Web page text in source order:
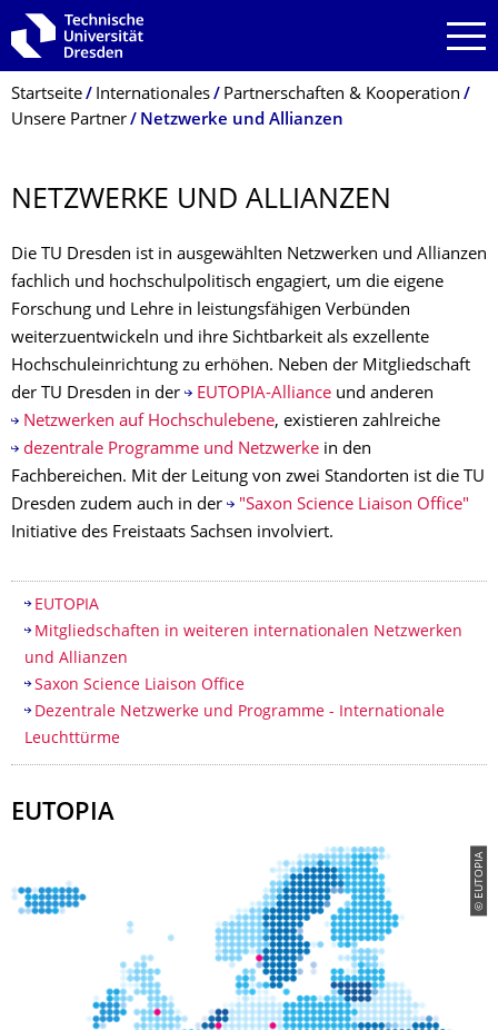
Zur Hauptnavigation springen
Zur Suche springen
Zum Inhalt springen
Breadcrumb-Menü
Startseite Internationales
Partnerschaften & Kooperation
Unsere Partner
Netzwerke und Allianzen
NETZWERKE UND ALLIANZEN
Die TU Dresden ist in ausgewählten Netzwerken und Allianzen
fachlich und hochschulpolitisch engagiert, um die eigene
Forschung und Lehre in leistungsfähigen Verbünden
weiterzuentwickeln und ihre Sichtbarkeit als exzellente
Hochschuleinrichtung zu erhöhen. Neben der Mitgliedschaft
der TU Dresden in der
EUTOPIA-Allianceund anderen
Netzwerken auf Hochschulebene, existieren zahlreiche
dezentrale Programme und Netzwerkein den
Fachbereichen. Mit der Leitung von zwei Standorten ist die TU
Dresden zudem auch in der
"Saxon Science Liaison Office"
Initiative des Freistaats Sachsen involviert.
Inhaltsverzeichnis
EUTOPIA
Mitgliedschaften in weiteren internationalen Netzwerken
und Allianzen
Saxon Science Liaison Office
Dezentrale Netzwerke und Programme - Internationale
Leuchttürme
EUTOPIA
© EUTOPIA